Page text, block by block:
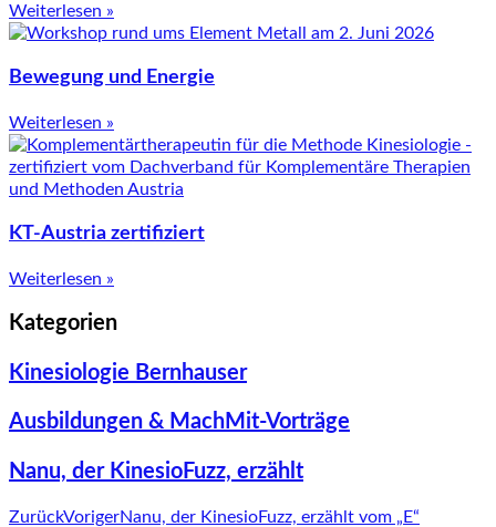
Weiterlesen »
Bewegung und Energie
Weiterlesen »
KT-Austria zertifiziert
Weiterlesen »
Kategorien
Kinesiologie Bernhauser
Ausbildungen & MachMit-Vorträge
Nanu, der KinesioFuzz, erzählt
ZurückVorigerNanu, der KinesioFuzz, erzählt vom „E“